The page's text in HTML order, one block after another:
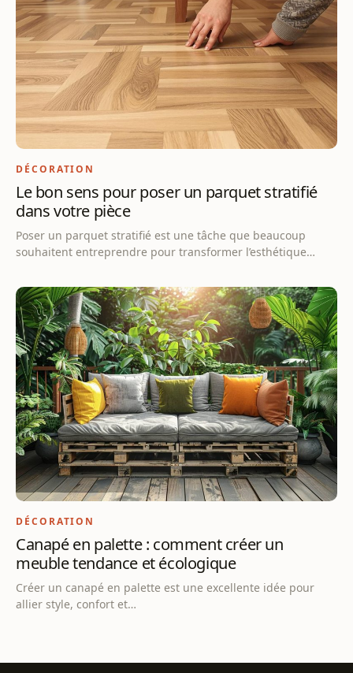
DÉCORATION
Le bon sens pour poser un parquet stratifié
dans votre pièce
Poser un parquet stratifié est une tâche que beaucoup
souhaitent entreprendre pour transformer l’esthétique…
DÉCORATION
Canapé en palette : comment créer un
meuble tendance et écologique
Créer un canapé en palette est une excellente idée pour
allier style, confort et…